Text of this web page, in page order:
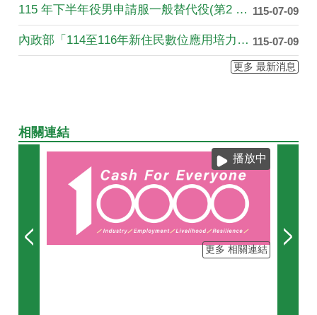
115-07-09
115 年下半年役男申請服一般替代役(第2 次)甄選作業實施....
115-07-09
內政部「114至116年新住民數位應用培力計畫」宣導影片
更多 最新消息
相關連結
播放中
更多 相關連結